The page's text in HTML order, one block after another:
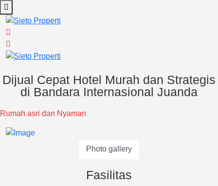
Dijual Cepat Hotel Murah dan Strategis
di Bandara Internasional Juanda
Rumah asri dan Nyaman
Photo gallery
Fasilitas